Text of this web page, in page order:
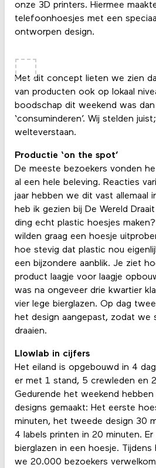
onze 3D printers. Hiermee
telefoonhoesjes met een
ontworpen design.
Met dit concept lieten we zien
van producten ook op lokaal
boodschap dit weekend was
‘consuminderen’. Wij stelden
welteverstaan.
Productie ‘on the spot’
De meeste bezoekers vonden
al een hele beleving. Reacties
jaar hebben we dit vast allemaal
heb ik gezien bij De Wereld
ding echt plastic hoesjes
wilden graag een hoesje
hoe stevig dat plastic nou
een bijzondere aanblik. Je ziet
product laagje voor laagje
was na ongeveer drie kwartier
vier lege bierglazen. Op dag
het design aangepast, zodat we
draaien.
Llowlab in cijfers
Het eiland is opgebouwd in 4
er met 1 stand, 5 crewleden en
Gedurende het weekend
designs gemaakt: Het eerste
minuten, het tweede design 30
4 labels printen in 20 minuten. Er
bierglazen in een hoesje.
we 20.000 bezoekers